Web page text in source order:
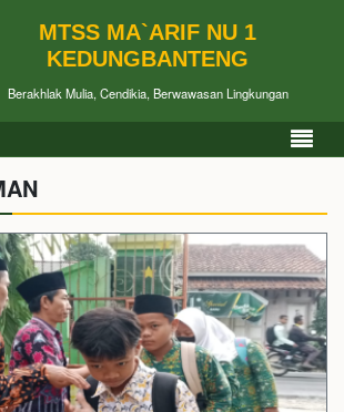
MTSS MA`ARIF NU 1
KEDUNGBANTENG
Berakhlak Mulia, Cendikia, Berwawasan Lingkungan